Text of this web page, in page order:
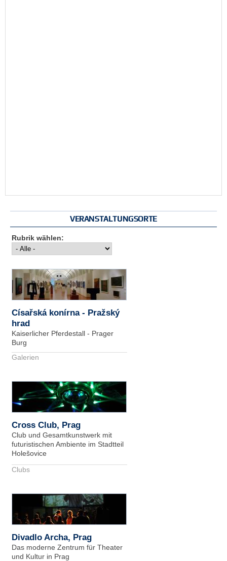
VERANSTALTUNGSORTE
Rubrik wählen:
Císařská konírna - Pražský
hrad
Kaiserlicher Pferdestall - Prager
Burg
Galerien
Cross Club, Prag
Club und Gesamtkunstwerk mit
futuristischen Ambiente im Stadtteil
Holešovice
Clubs
Divadlo Archa, Prag
Das moderne Zentrum für Theater
und Kultur in Prag